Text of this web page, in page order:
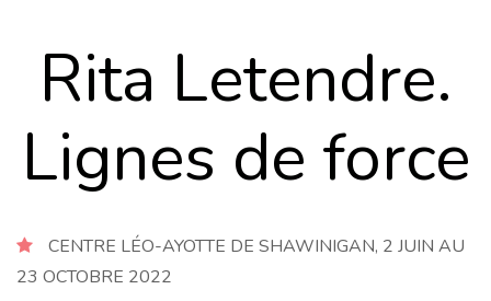
Rita Letendre.
Lignes de force
CENTRE LÉO-AYOTTE DE SHAWINIGAN, 2 JUIN AU
23 OCTOBRE 2022